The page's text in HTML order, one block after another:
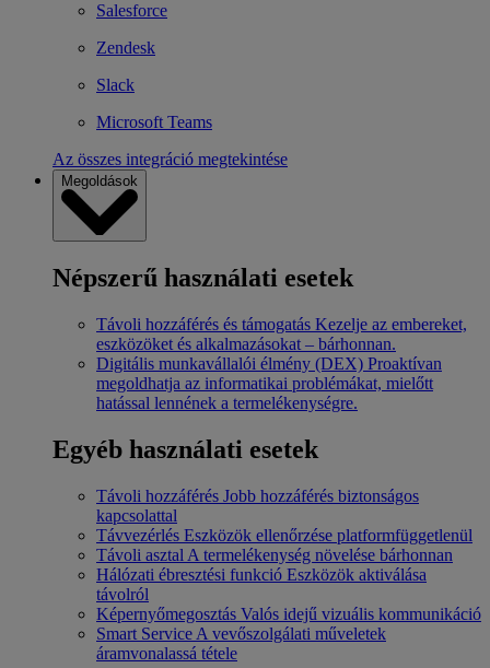
Salesforce
Zendesk
Slack
Microsoft Teams
Az összes integráció megtekintése
Megoldások
Népszerű használati esetek
Távoli hozzáférés és támogatás Kezelje az embereket,
eszközöket és alkalmazásokat – bárhonnan.
Digitális munkavállalói élmény (DEX) Proaktívan
megoldhatja az informatikai problémákat, mielőtt
hatással lennének a termelékenységre.
Egyéb használati esetek
Távoli hozzáférés Jobb hozzáférés biztonságos
kapcsolattal
Távvezérlés Eszközök ellenőrzése platformfüggetlenül
Távoli asztal A termelékenység növelése bárhonnan
Hálózati ébresztési funkció Eszközök aktiválása
távolról
Képernyőmegosztás Valós idejű vizuális kommunikáció
Smart Service A vevőszolgálati műveletek
áramvonalassá tétele